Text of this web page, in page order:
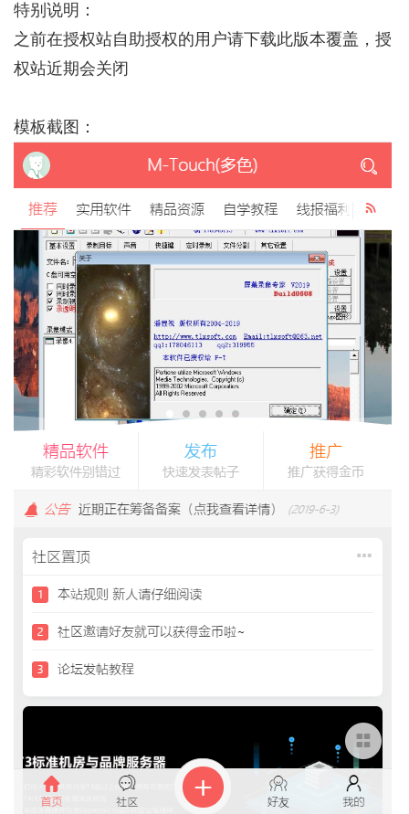
特别说明：
之前在授权站自助授权的用户请下载此版本覆盖，授
权站近期会关闭
模板截图：